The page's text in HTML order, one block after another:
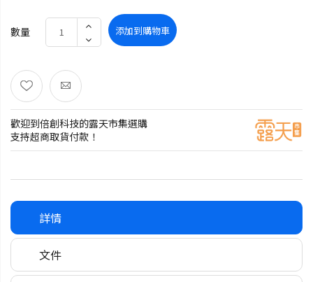
數量 添加到購物車
歡迎到倍創科技的露天市集選購
支持超商取貨付款！
詳情
文件